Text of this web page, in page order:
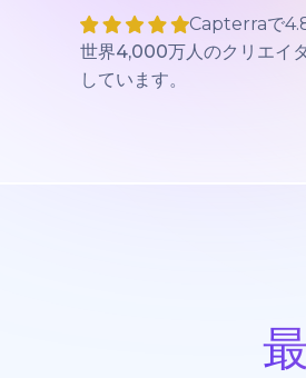
Capterraで
世界4,000万人のクリエイ
しています。